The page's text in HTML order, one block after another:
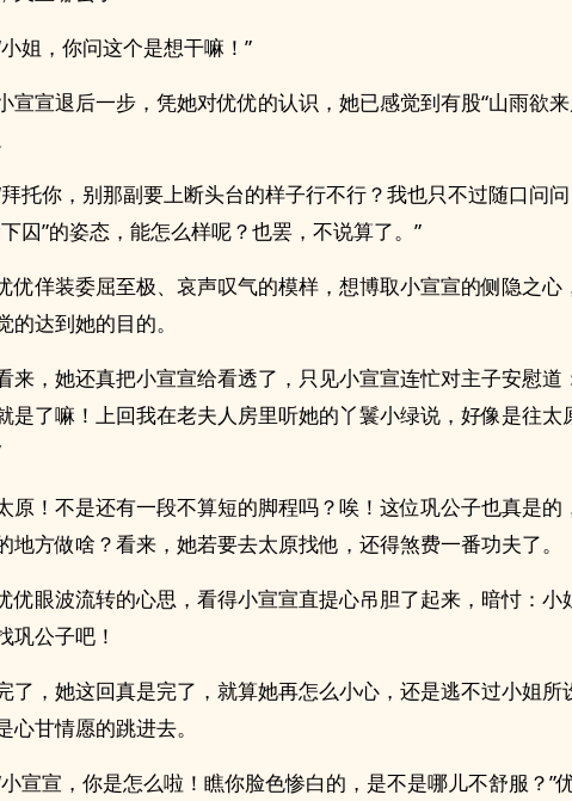
小姐，你问这个是想干嘛！”
宣宣退后一步，凭她对优优的认识，她已感觉到有股“山雨欲
拜托你，别那副要上断头台的样子行不行？我也只不过随口问
囚”的姿态，能怎么样呢？也罢，不说算了。”
优佯装委屈至极、哀声叹气的模样，想博取小宣宣的侧隐之心
的达到她的目的。
来，她还真把小宣宣给看透了，只见小宣宣连忙对主子安慰道
是了嘛！上回我在老夫人房里听她的丫鬟小绿说，好像是往太
原！不是还有一段不算短的脚程吗？唉！这位巩公子也真是的
地方做啥？看来，她若要去太原找他，还得煞费一番功夫了。
优眼波流转的心思，看得小宣宣直提心吊胆了起来，暗忖：小
巩公子吧！
了，她这回真是完了，就算她再怎么小心，还是逃不过小姐所
心甘情愿的跳进去。
小宣宣，你是怎么啦！瞧你脸色惨白的，是不是哪儿不舒服？”